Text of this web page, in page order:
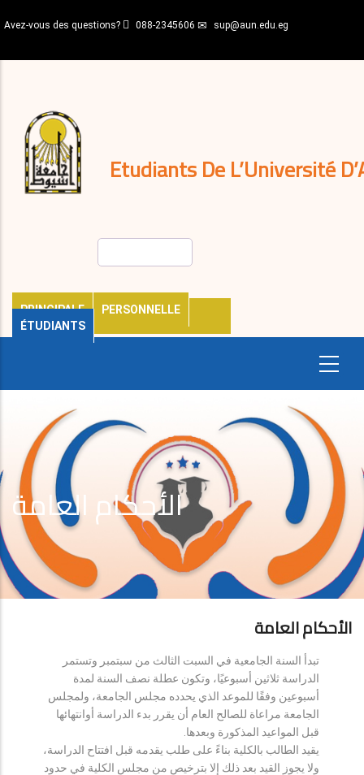
au
principal
Avez-vous des questions? 088-2345606 sup@aun.edu.eg
Etudiants De L’Université
PRINCIPALE
PERSONNELLE
ÉTUDIANTS
décisions
Expatriés
Journal
الأحكام العامة
الأحكام العامة
تبدأ السنة الجامعية في السبت الثالث من سبتمبر وتستمر
الدراسة ثلاثين أسبوعيًا، وتكون عطلة نصف السنة لمدة
أسبوعين وفقًا للموعد الذي يحدده مجلس الجامعة، ولمجلس
الجامعة مراعاة للصالح العام أن يقرر بدء الدراسة أوانتهائها
قبل المواعيد المذكورة وبعدها.
يقيد الطالب بالكلية بناءً على طلب يقدمه قبل افتتاح الدراسة،
ولا يجوز القيد بعد ذلك إلا بترخيص من مجلس الكلية في حدود